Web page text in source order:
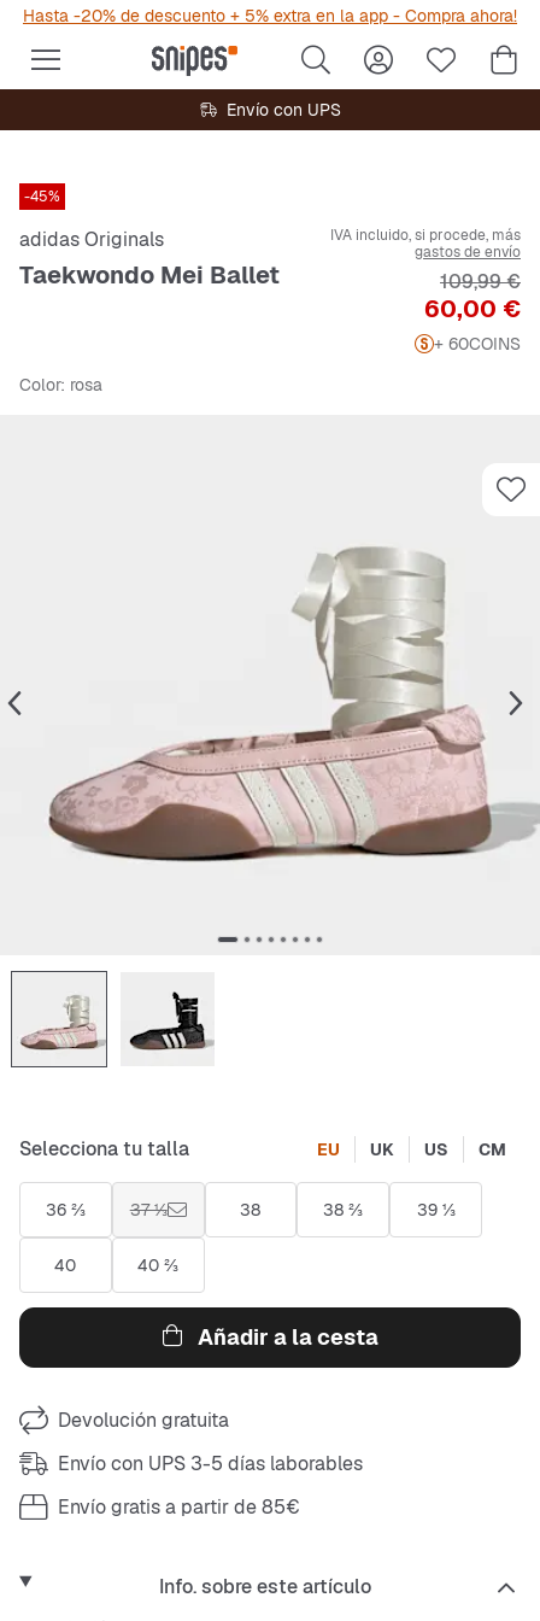
Hasta -20% de descuento + 5% extra en la app - Compra ahora!
Envío con UPS
-45%
adidas Originals
Taekwondo Mei Ballet
IVA incluido, si procede, más
gastos de envío
Precio
60,00 €
Precio
109,99 €
+ 60COINS
Color: rosa
Selecciona tu talla EU UK US CM
36 ⅔ 37 ⅓ 38 38 ⅔ 39 ⅓
40 40 ⅔
Añadir a la cesta
Devolución gratuita
Envío con UPS 3-5 días laborables
Envío gratis a partir de 85€
Info. sobre este artículo